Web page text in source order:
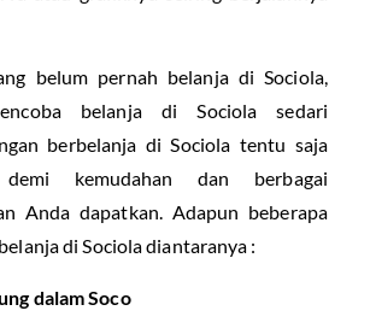
belum pernah belanja di Sociola,
belanja di Sociola sedari
berbelanja di Sociola tentu saja
demi kemudahan dan berbagai
Anda dapatkan. Adapun beberapa
di Sociola diantaranya :
dalam Soco